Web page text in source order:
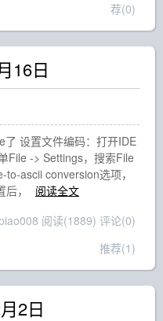
荐(0)
16日
设置文件编码‌：打开IDE
File -> Settings，搜索File
ascii conversion选项，
，
阅读全文
阅读(1889) 评论(0)
推荐(1)
2日